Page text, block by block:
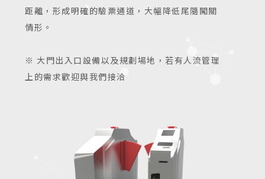
距離，形成明確的驗票通道，大幅降低尾隨闖關
情形。
※ 大門出入口設備以及規劃場地，若有人流管理
上的需求歡迎與我們接洽